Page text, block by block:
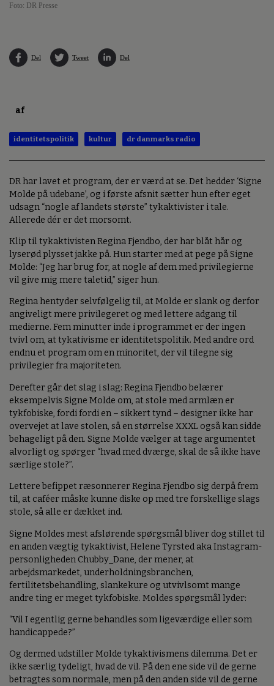
Foto: DR Presse
Del Tweet Del
af
identitetspolitik kultur dr danmarks radio
DR har lavet et program, der er værd at se. Det hedder ‘Signe
Molde på udebane’, og i første afsnit sætter hun efter eget
udsagn “nogle af landets største” tykaktivister i tale.
Allerede dér er det morsomt.
Klip til tykaktivisten Regina Fjendbo, der har blåt hår og
lyserød plysset jakke på. Hun starter med at pege på Signe
Molde: “Jeg har brug for, at nogle af dem med privilegierne
vil give mig mere taletid,” siger hun.
Regina hentyder selvfølgelig til, at Molde er slank og derfor
angiveligt mere privilegeret og med lettere adgang til
medierne. Fem minutter inde i programmet er der ingen
tvivl om, at tykativisme er identitetspolitik. Med andre ord
endnu et program om en minoritet, der vil tilegne sig
privilegier fra majoriteten.
Derefter går det slag i slag: Regina Fjendbo belærer
eksempelvis Signe Molde om, at stole med armlæn er
tykfobiske, fordi fordi en – sikkert tynd – designer ikke har
overvejet at lave stolen, så en størrelse XXXL også kan sidde
behageligt på den. Signe Molde vælger at tage argumentet
alvorligt og spørger “hvad med dværge, skal de så ikke have
særlige stole?”.
Lettere befippet ræsonnerer Regina Fjendbo sig derpå frem
til, at caféer måske kunne diske op med tre forskellige slags
stole, så alle er dækket ind.
Signe Moldes mest afslørende spørgsmål bliver dog stillet til
en anden vægtig tykaktivist, Helene Tyrsted aka Instagram-
personligheden Chubby_Dane, der mener, at
arbejdsmarkedet, underholdningsbranchen,
fertilitetsbehandling, slankekure og utvivlsomt mange
andre ting er meget tykfobiske. Moldes spørgsmål lyder:
“Vil I egentlig gerne behandles som ligeværdige eller som
handicappede?”
Og dermed udstiller Molde tykaktivismens dilemma. Det er
ikke særlig tydeligt, hvad de vil. På den ene side vil de gerne
betragtes som normale, men på den anden side vil de gerne